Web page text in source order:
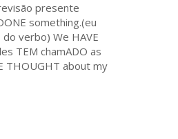
presente
something.(eu
verbo) We HAVE
TEM chamADO as
THOUGHT about my